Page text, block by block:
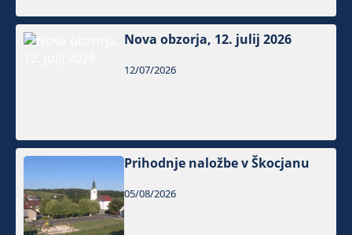
Nova obzorja, 12. julij 2026
12/07/2026
Prihodnje naložbe v Škocjanu
05/08/2026